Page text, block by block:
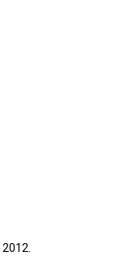
2012.